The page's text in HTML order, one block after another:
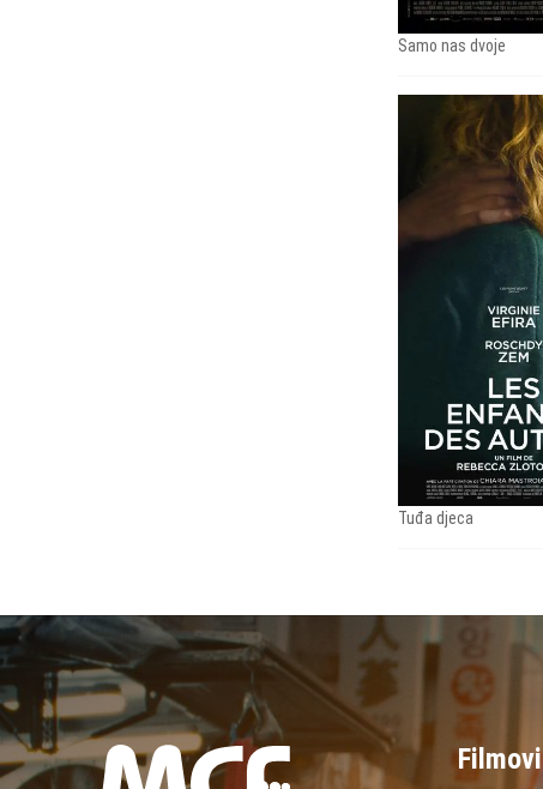
Samo nas dvoje
Tuđa djeca
Filmovi